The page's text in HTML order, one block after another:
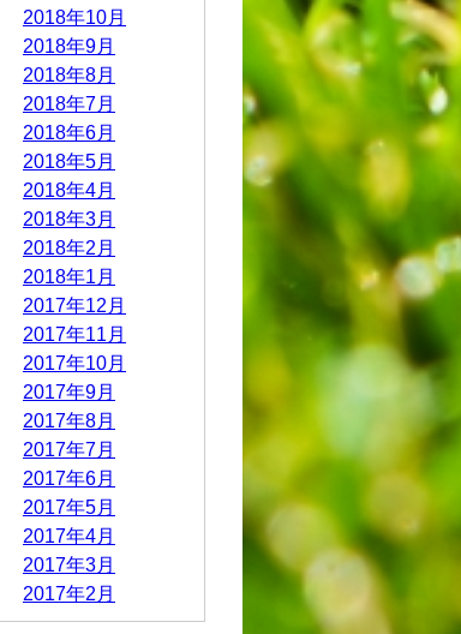
2018年10月
2018年9月
2018年8月
2018年7月
2018年6月
2018年5月
2018年4月
2018年3月
2018年2月
2018年1月
2017年12月
2017年11月
2017年10月
2017年9月
2017年8月
2017年7月
2017年6月
2017年5月
2017年4月
2017年3月
2017年2月